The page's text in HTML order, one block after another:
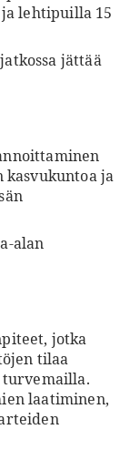
lehtipuilla 15
jättää
ja
alan
jotka
tilaa
laatiminen,